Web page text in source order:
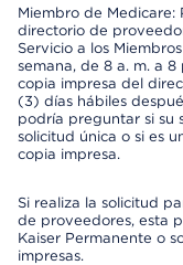
Miembro de Medicare:
directorio de
Servicio a los
semana, de 8 a. m. a
copia impresa del
(3) días hábiles
podría preguntar si su
solicitud única o si es
copia impresa.
Si realiza la solicitud
de proveedores, esta
Kaiser Permanente o
impresas.